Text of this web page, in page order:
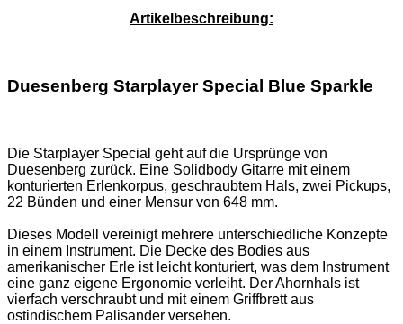
Artikelbeschreibung:
Duesenberg Starplayer Special Blue Sparkle
Die Starplayer Special geht auf die Ursprünge von
Duesenberg zurück. Eine Solidbody Gitarre mit einem
konturierten Erlenkorpus, geschraubtem Hals, zwei Pickups,
22 Bünden und einer Mensur von 648 mm.
Dieses Modell vereinigt mehrere unterschiedliche Konzepte
in einem Instrument. Die Decke des Bodies aus
amerikanischer Erle ist leicht konturiert, was dem Instrument
eine ganz eigene Ergonomie verleiht. Der Ahornhals ist
vierfach verschraubt und mit einem Griffbrett aus
ostindischem Palisander versehen.